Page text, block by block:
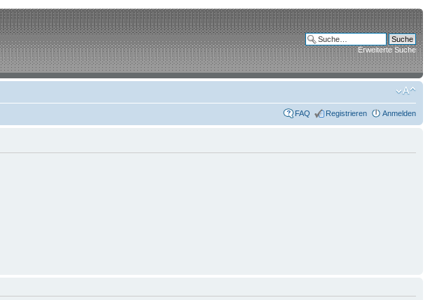
Erweiterte Suche
FAQ Registrieren Anmelden